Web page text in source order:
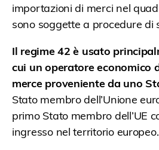
importazioni di merci nel
sono soggette a procedure di
Il regime 42 è usato
cui un operatore economico
merce proveniente da uno
Stato membro dell’Unione
primo Stato membro dell’UE
ingresso nel territorio europeo.